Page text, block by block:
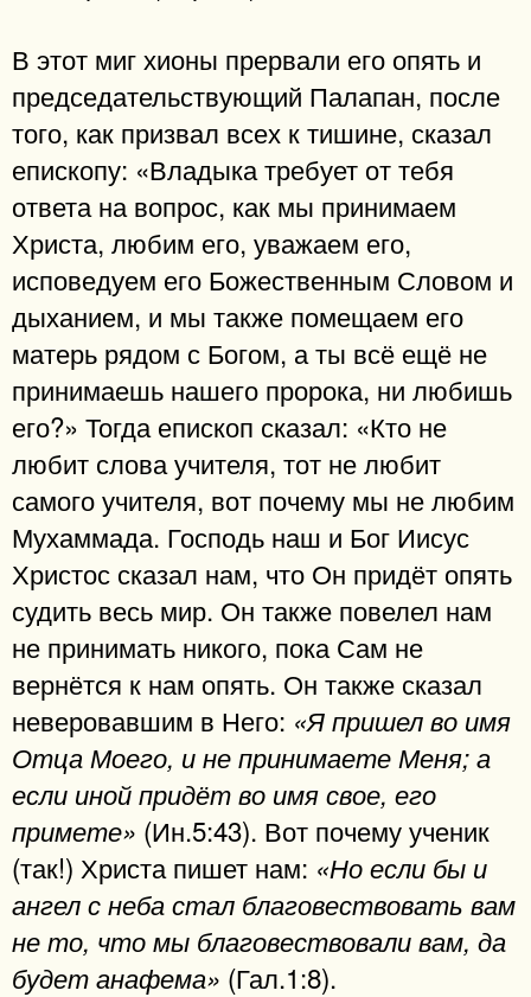
В этот миг хионы прервали его опять и
председательствующий Палапан, после
того, как призвал всех к тишине, сказал
епископу: «Владыка требует от тебя
ответа на вопрос, как мы принимаем
Христа, любим его, уважаем его,
исповедуем его Божественным Словом и
дыханием, и мы также помещаем его
матерь рядом с Богом, а ты всё ещё не
принимаешь нашего пророка, ни любишь
его?» Тогда епископ сказал: «Кто не
любит слова учителя, тот не любит
самого учителя, вот почему мы не любим
Мухаммада. Господь наш и Бог Иисус
Христос сказал нам, что Он придёт опять
судить весь мир. Он также повелел нам
не принимать никого, пока Сам не
вернётся к нам опять. Он также сказал
неверовавшим в Него: «Я пришел во имя
Отца Моего, и не принимаете Меня; а
если иной придёт во имя свое, его
примете» (Ин.5:43). Вот почему ученик
(так!) Христа пишет нам: «Но если бы и
ангел с неба стал благовествовать вам
не то, что мы благовествовали вам, да
будет анафема» (Гал.1:8).